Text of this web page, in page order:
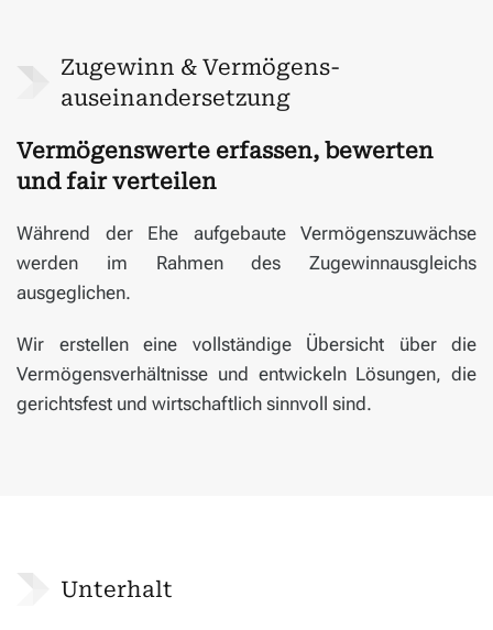
Zugewinn & Vermögens­
auseinander­setzung
Vermögenswerte erfassen, bewerten
und fair verteilen
Während der Ehe aufgebaute Vermögens­zuwächse
werden im Rahmen des Zugewinn­ausgleichs
ausgeglichen.
Wir erstellen eine vollständige Übersicht über die
Vermögens­verhältnisse und entwickeln Lösungen, die
gerichtsfest und wirtschaftlich sinnvoll sind.
Unterhalt